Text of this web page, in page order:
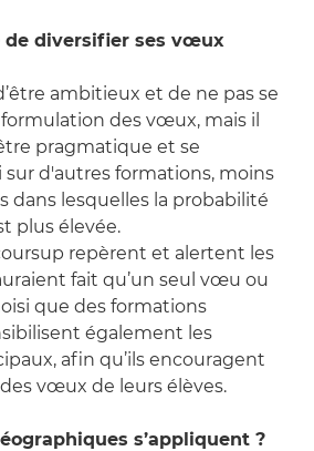
de diversifier ses vœux
ambitieux et de ne pas se
des vœux, mais il
pragmatique et se
sur d'autres formations, moins
dans lesquelles la probabilité
plus élevée.
repèrent et alertent les
fait qu’un seul vœu ou
que des formations
également les
afin qu’ils encouragent
vœux de leurs élèves.
s’appliquent ?